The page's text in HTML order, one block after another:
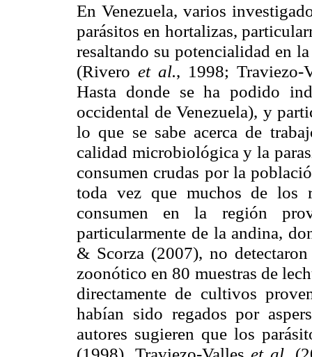
En Venezuela, varios
parásitos en hortalizas,
resaltando su potencialidad en
(Rivero et al., 1998; Traviezo-
Hasta donde se ha podido
occidental de Venezuela), y
lo que se sabe acerca de
calidad microbiológica y la
consumen crudas por la
toda vez que muchos de los
consumen en la región
particularmente de la andina,
& Scorza (2007), no
zoonótico en 80 muestras de
directamente de cultivos
habían sido regados por
autores sugieren que los